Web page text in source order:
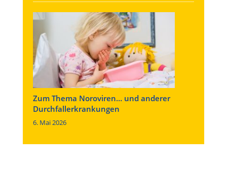
Zum Thema Noroviren… und anderer
Durchfallerkrankungen
6. Mai 2026